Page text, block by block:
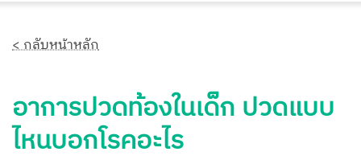
< กลับหน้าหลัก
อาการปวดท้องในเด็ก ปวดแบบ
ไหนบอกโรคอะไร